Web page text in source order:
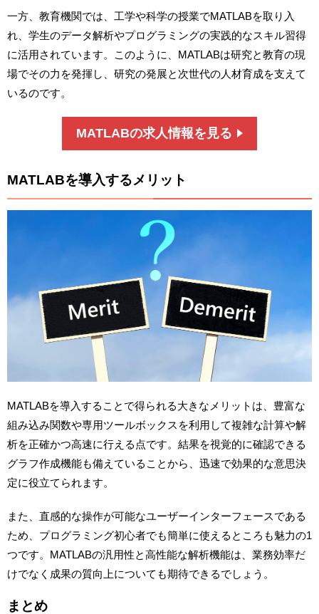
一方、教育機関では、工学や科学の授業でMATLABを取り入
れ、学生のデータ解析やプログラミングの実践的なスキル習得
に活用されています。このように、MATLABは研究と教育の現
場でその力を発揮し、研究の発展と次世代の人材育成を支えて
いるのです。
MATLABの求人情報を見る
MATLABを導入するメリット
MATLABを導入することで得られる大きなメリットは、豊富な
組み込み関数や専用ツールボックスを利用して複雑な計算や解
析を正確かつ高速に行える点です。結果を視覚的に確認できる
グラフ作成機能も備えていることから、迅速で効果的な意思決
定に役立てられます。
また、直感的な操作が可能なユーザーインターフェースである
ため、プログラミング初心者でも簡単に使えるところも魅力の1
つです。MATLABの汎用性と高性能な解析機能は、業務効率だ
けでなく成果の質向上についても期待できるでしょう。
まとめ